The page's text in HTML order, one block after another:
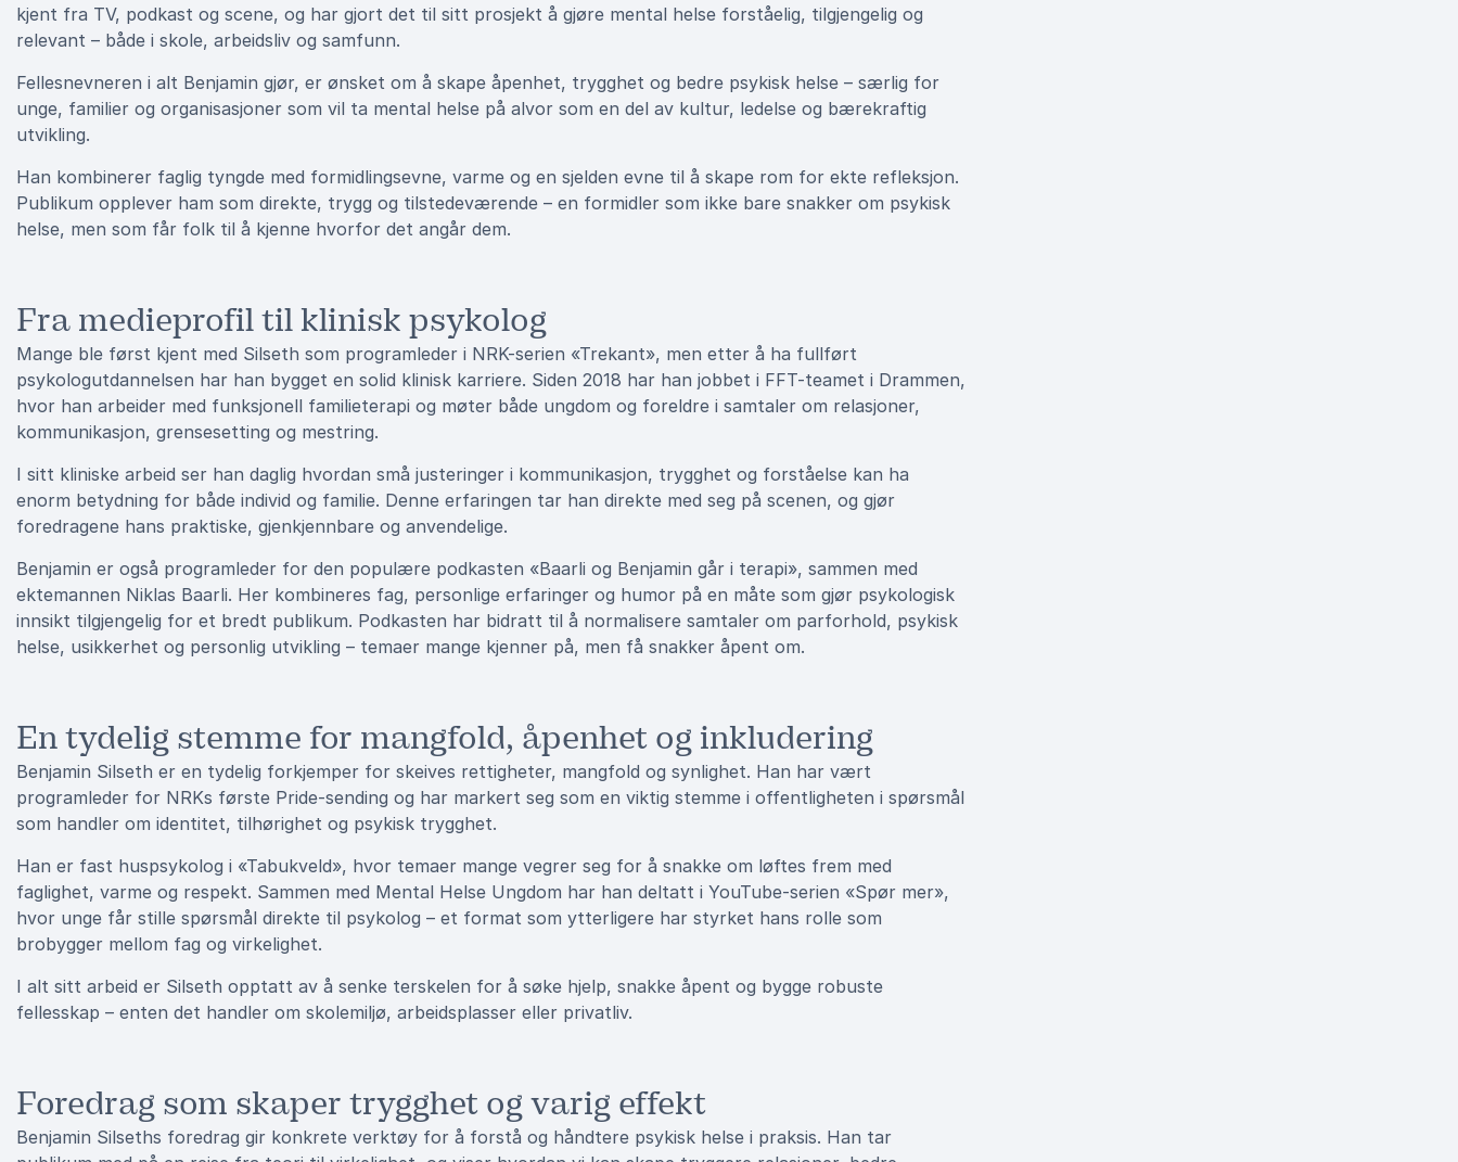
kjent fra TV, podkast og scene, og har gjort det til sitt prosjekt å gjøre mental helse forståelig, tilgjengelig og
relevant – både i skole, arbeidsliv og samfunn.
Fellesnevneren i alt Benjamin gjør, er ønsket om å skape åpenhet, trygghet og bedre psykisk helse – særlig for
unge, familier og organisasjoner som vil ta mental helse på alvor som en del av kultur, ledelse og bærekraftig
utvikling.
Han kombinerer faglig tyngde med formidlingsevne, varme og en sjelden evne til å skape rom for ekte refleksjon.
Publikum opplever ham som direkte, trygg og tilstedeværende – en formidler som ikke bare snakker om psykisk
helse, men som får folk til å kjenne hvorfor det angår dem.
Fra medieprofil til klinisk psykolog
Mange ble først kjent med Silseth som programleder i NRK-serien «Trekant», men etter å ha fullført
psykologutdannelsen har han bygget en solid klinisk karriere. Siden 2018 har han jobbet i FFT-teamet i Drammen,
hvor han arbeider med funksjonell familieterapi og møter både ungdom og foreldre i samtaler om relasjoner,
kommunikasjon, grensesetting og mestring.
I sitt kliniske arbeid ser han daglig hvordan små justeringer i kommunikasjon, trygghet og forståelse kan ha
enorm betydning for både individ og familie. Denne erfaringen tar han direkte med seg på scenen, og gjør
foredragene hans praktiske, gjenkjennbare og anvendelige.
Benjamin er også programleder for den populære podkasten «Baarli og Benjamin går i terapi», sammen med
ektemannen Niklas Baarli. Her kombineres fag, personlige erfaringer og humor på en måte som gjør psykologisk
innsikt tilgjengelig for et bredt publikum. Podkasten har bidratt til å normalisere samtaler om parforhold, psykisk
helse, usikkerhet og personlig utvikling – temaer mange kjenner på, men få snakker åpent om.
En tydelig stemme for mangfold, åpenhet og inkludering
Benjamin Silseth er en tydelig forkjemper for skeives rettigheter, mangfold og synlighet. Han har vært
programleder for NRKs første Pride-sending og har markert seg som en viktig stemme i offentligheten i spørsmål
som handler om identitet, tilhørighet og psykisk trygghet.
Han er fast huspsykolog i «Tabukveld», hvor temaer mange vegrer seg for å snakke om løftes frem med
faglighet, varme og respekt. Sammen med Mental Helse Ungdom har han deltatt i YouTube-serien «Spør mer»,
hvor unge får stille spørsmål direkte til psykolog – et format som ytterligere har styrket hans rolle som
brobygger mellom fag og virkelighet.
I alt sitt arbeid er Silseth opptatt av å senke terskelen for å søke hjelp, snakke åpent og bygge robuste
fellesskap – enten det handler om skolemiljø, arbeidsplasser eller privatliv.
Foredrag som skaper trygghet og varig effekt
Benjamin Silseths foredrag gir konkrete verktøy for å forstå og håndtere psykisk helse i praksis. Han tar